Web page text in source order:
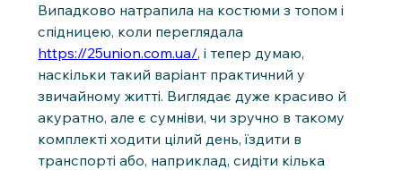
Випадково натрапила на костюми з топом і
https://25union.com.ua/, і тепер думаю,
наскільки такий варіант практичний у
звичайному житті. Виглядає дуже красиво й
акуратно, але є сумніви, чи зручно в такому
комплекті ходити цілий день, їздити в
транспорті або, наприклад, сидіти кілька